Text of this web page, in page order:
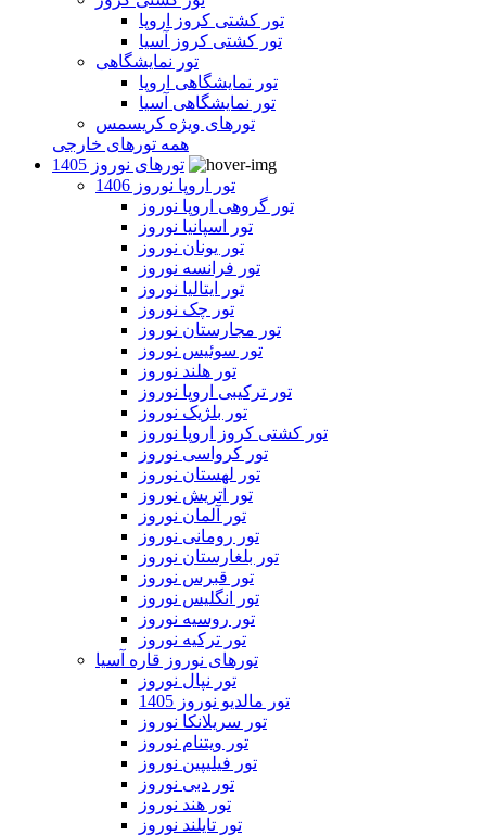
تور کشتی کروز اروپا
تور کشتی کروز آسیا
تور نمایشگاهی
تور نمایشگاهی اروپا
تور نمایشگاهی آسیا
تورهای ویژه کریسمس
همه تورهای خارجی
تورهای نوروز 1405
تور اروپا نوروز 1406
تور گروهی اروپا نوروز
تور اسپانیا نوروز
تور یونان نوروز
تور فرانسه نوروز
تور ایتالیا نوروز
تور چک نوروز
تور مجارستان نوروز
تور سوئیس نوروز
تور هلند نوروز
تور ترکیبی اروپا نوروز
تور بلژیک نوروز
تور کشتی کروز اروپا نوروز
تور کرواسی نوروز
تور لهستان نوروز
تور اتریش نوروز
تور آلمان نوروز
تور رومانی نوروز
تور بلغارستان نوروز
تور قبرس نوروز
تور انگلیس نوروز
تور روسیه نوروز
تور ترکیه نوروز
تورهای نوروز قاره آسیا
تور نپال نوروز
تور مالدیو نوروز 1405
تور سریلانکا نوروز
تور ویتنام نوروز
تور فیلیپین نوروز
تور دبی نوروز
تور هند نوروز
تور تایلند نوروز